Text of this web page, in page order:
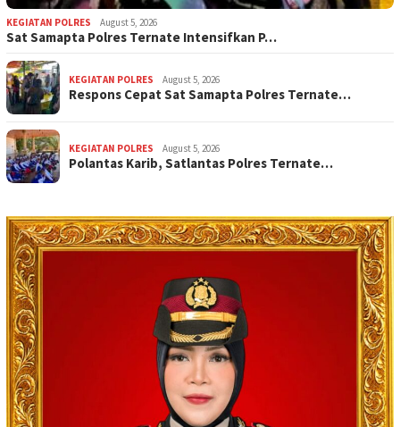
KEGIATAN POLRES August 5, 2026
Sat Samapta Polres Ternate Intensifkan P…
KEGIATAN POLRES August 5, 2026
Respons Cepat Sat Samapta Polres Ternate…
KEGIATAN POLRES August 5, 2026
Polantas Karib, Satlantas Polres Ternate…